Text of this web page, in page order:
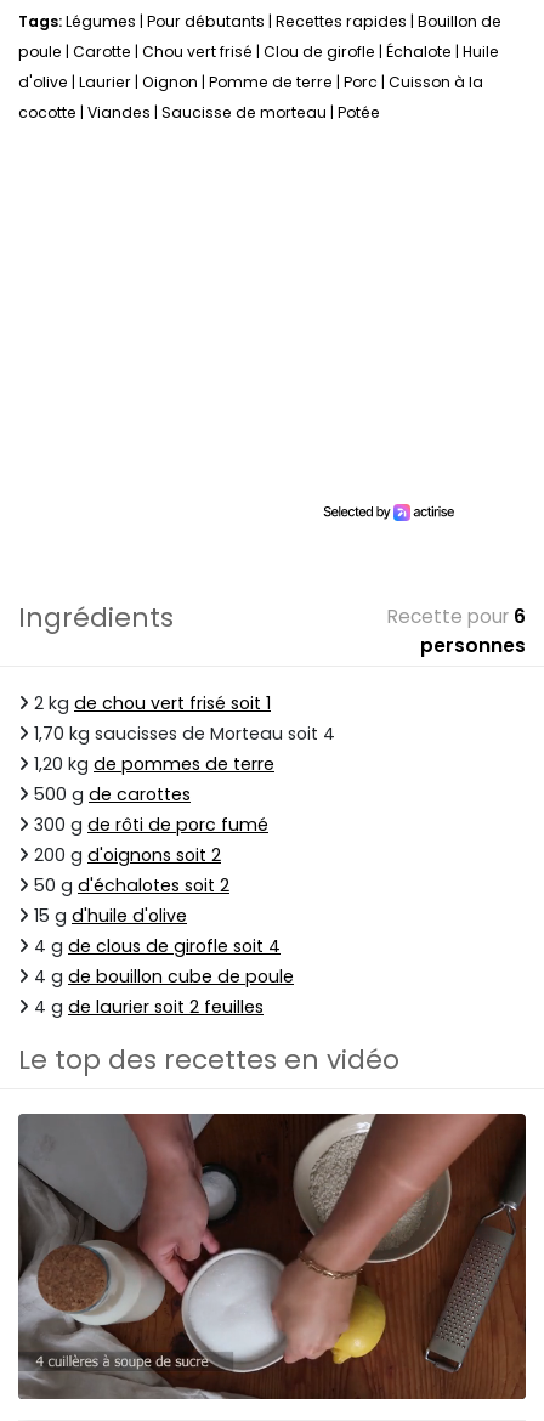
Tags:Légumes Pour débutants Recettes rapides Bouillon de
poule Carotte Chou vert frisé Clou de girofle Échalote Huile
d'olive Laurier Oignon Pomme de terre Porc Cuisson à la
cocotte Viandes Saucisse de morteau Potée
Ingrédients Recette pour 6
personnes
2 kg de chou vert frisé soit 1
1,70 kg saucisses de Morteau soit 4
1,20 kg de pommes de terre
500 g de carottes
300 g de rôti de porc fumé
200 g d'oignons soit 2
50 g d'échalotes soit 2
15 g d'huile d'olive
4 g de clous de girofle soit 4
4 g de bouillon cube de poule
4 g de laurier soit 2 feuilles
Le top des recettes en vidéo